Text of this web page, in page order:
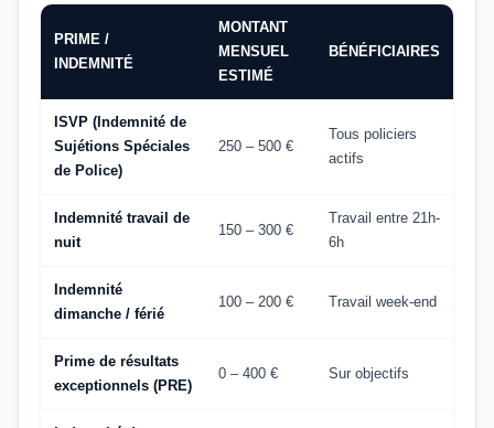
PRIME /
INDEMNITÉ
MONTANT
MENSUEL
ESTIMÉ
BÉNÉFICIAIRES
ISVP (Indemnité de
Sujétions Spéciales
de Police)
250 – 500 €
Tous policiers
actifs
Indemnité travail de
nuit
150 – 300 €
Travail entre 21h-
6h
Indemnité
dimanche / férié
100 – 200 € Travail week-end
Prime de résultats
exceptionnels (PRE)
0 – 400 € Sur objectifs